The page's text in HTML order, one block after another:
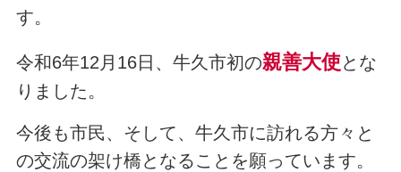
す。
令和6年12月16日、牛久市初の親善大使とな
りました。
今後も市民、そして、牛久市に訪れる方々と
の交流の架け橋となることを願っています。